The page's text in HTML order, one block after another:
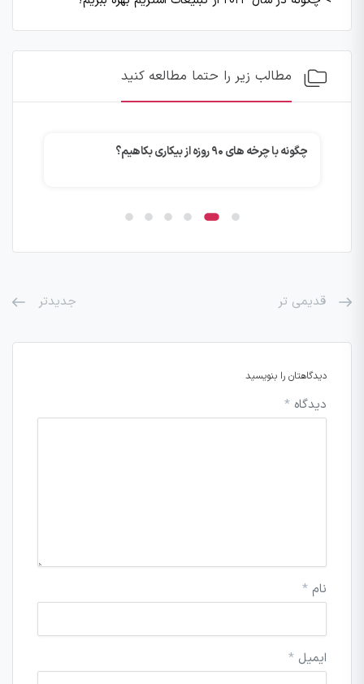
مطالب زیر را حتما مطالعه کنید
چگونه با چرخه های ۹۰ روزه از بیکاری بکاهیم؟
قدیمی تر جدیدتر
دیدگاهتان را بنویسید
دیدگاه *
نام *
ایمیل *